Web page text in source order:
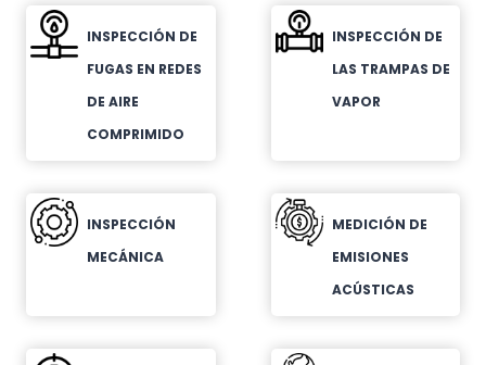
INSPECCIÓN DE
FUGAS EN REDES
DE AIRE
COMPRIMIDO
INSPECCIÓN DE
LAS TRAMPAS DE
VAPOR
INSPECCIÓN
MECÁNICA
MEDICIÓN DE
EMISIONES
ACÚSTICAS